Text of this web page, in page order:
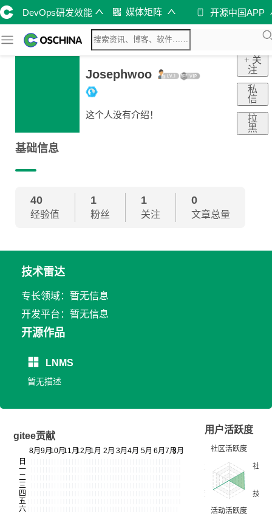
DevOps研发效能 媒体矩阵 开源中国APP
Josephwoo
这个人没有介绍！
+ 关
注
私
信
拉
黑
基础信息
40
经验值
1
粉丝
1
关注
0
文章总量
技术雷达
专长领域：暂无信息
开发平台：暂无信息
开源作品
LNMS
暂无描述
gitee贡献
用户活跃度